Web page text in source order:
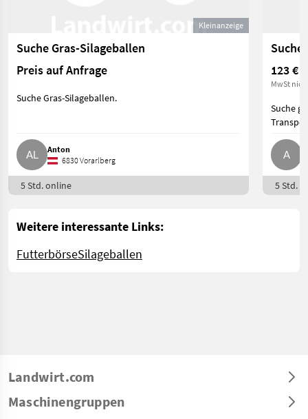
Kleinanzeige
Suche Gras-Silageballen
Preis auf Anfrage
Suche Gras-Silageballen.
Anton
6830 Vorarlberg
5 Std. online
Suche
123 €
MwSt
Suche
5 Std.
Weitere interessante Links:
FutterbörseSilageballen
Landwirt.com
Maschinengruppen